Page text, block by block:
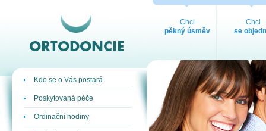
Chci
pěkný úsměv
Chci
se
Kdo se o Vás postará
Poskytovaná péče
Ordinační hodiny